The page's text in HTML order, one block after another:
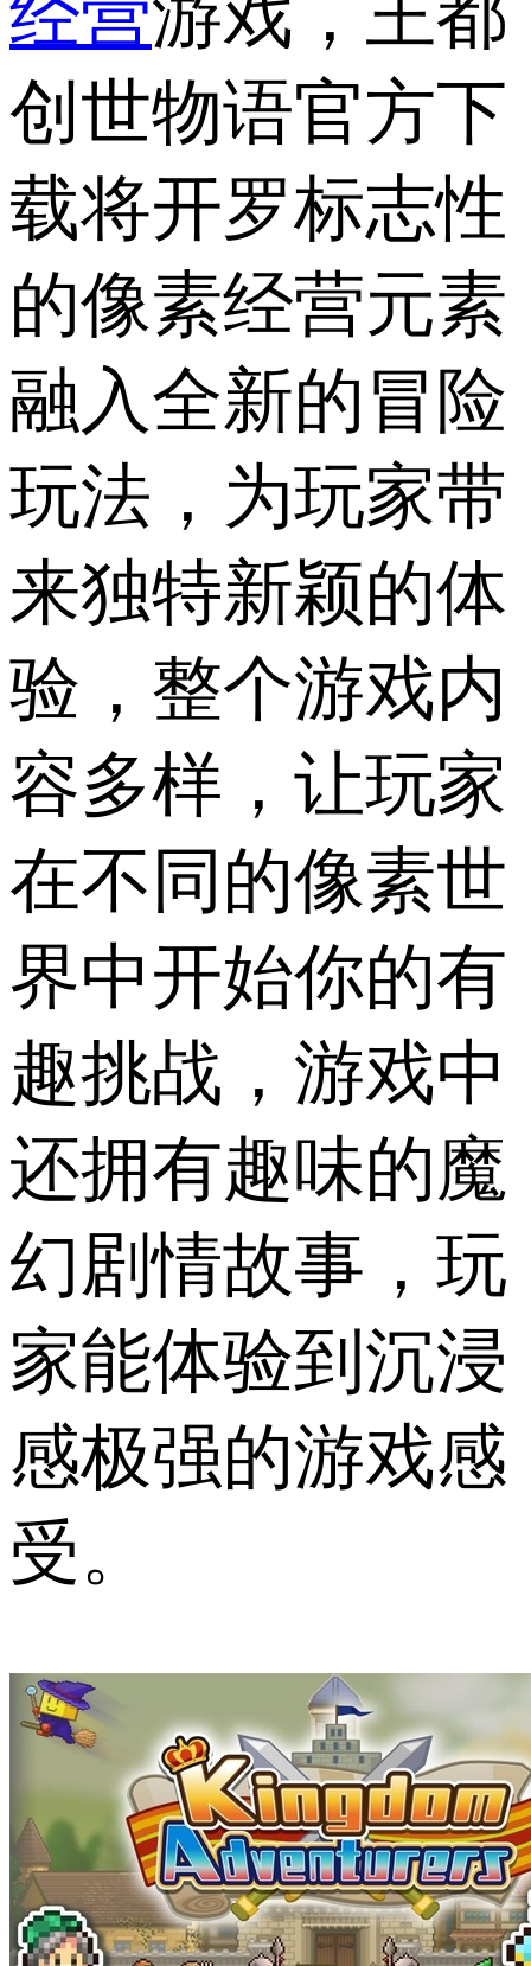
经营游戏，王都
创世物语官方下
载将开罗标志性
的像素经营元素
融入全新的冒险
玩法，为玩家带
来独特新颖的体
验，整个游戏内
容多样，让玩家
在不同的像素世
界中开始你的有
趣挑战，游戏中
还拥有趣味的魔
幻剧情故事，玩
家能体验到沉浸
感极强的游戏感
受。